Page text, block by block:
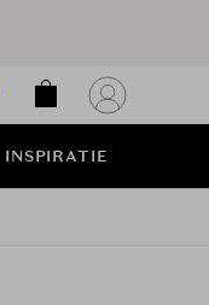
INSPIRATIE